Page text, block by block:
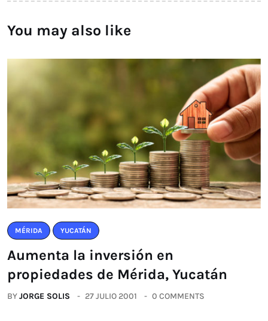
You may also like
MÉRIDA YUCATÁN
Aumenta la inversión en
propiedades de Mérida, Yucatán
BYJORGE SOLIS 27 JULIO 2001 0 COMMENTS